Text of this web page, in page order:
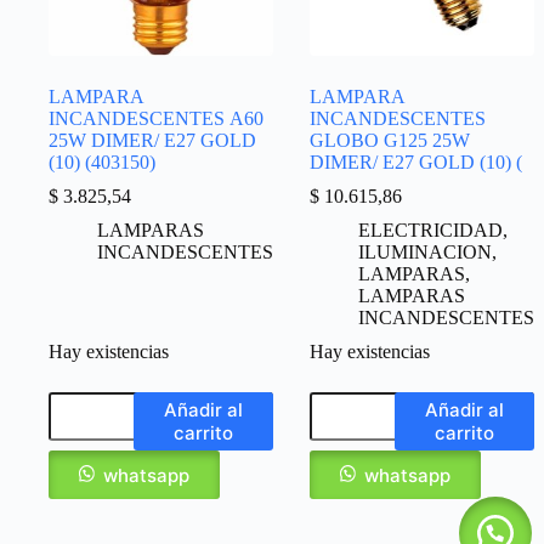
LAMPARA
INCANDESCENTES A60
25W DIMER/ E27 GOLD
(10) (403150)
$ 3.825,54
LAMPARAS
INCANDESCENTES
Hay existencias
Añadir al
carrito
whatsapp
LAMPARA
INCANDESCENTES
GLOBO G125 25W
DIMER/ E27 GOLD (10) (
$ 10.615,86
ELECTRICIDAD,
ILUMINACION,
LAMPARAS,
LAMPARAS
INCANDESCENTES
Hay existencias
Añadir al
carrito
whatsapp